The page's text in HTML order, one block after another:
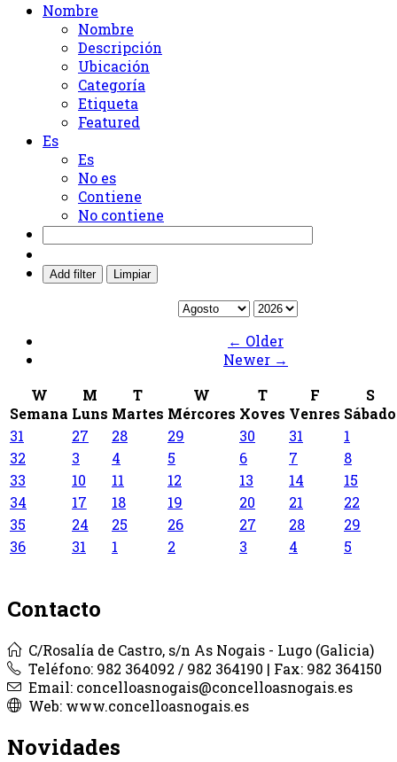
Nombre
Nombre
Descripción
Ubicación
Categoría
Etiqueta
Featured
Es
Es
No es
Contiene
No contiene
Add filter Limpiar
← Older
Newer →
W
Semana
M
Luns
T
Martes
W
Mércores
T
Xoves
F
Venres
S
Sábado
31
27 28 29 30 31
1
32
3 4 5 6 7
8
33
10 11 12 13 14
15
34
17 18 19 20 21
22
35
24 25 26 27 28
29
36
31 1 2 3 4 5
Contacto
C/Rosalía de Castro, s/n As Nogais - Lugo (Galicia)
Teléfono: 982 364092 / 982 364190 | Fax: 982 364150
Email: concelloasnogais@concelloasnogais.es
Web: www.concelloasnogais.es
Novidades